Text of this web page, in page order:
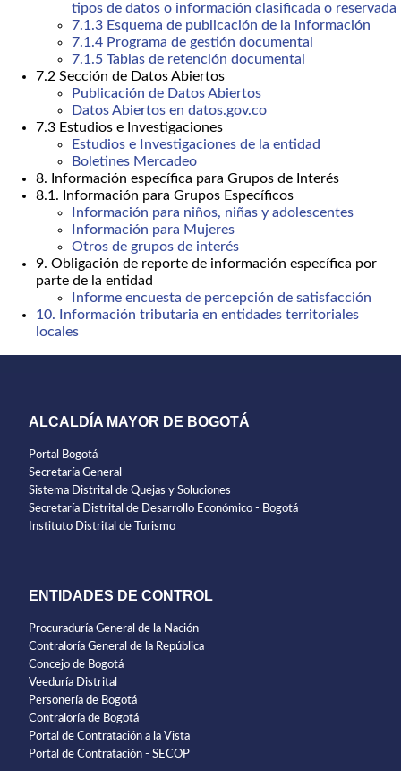
tipos de datos o información clasificada o reservada
7.1.3 Esquema de publicación de la información
7.1.4 Programa de gestión documental
7.1.5 Tablas de retención documental
7.2 Sección de Datos Abiertos
Publicación de Datos Abiertos
Datos Abiertos en datos.gov.co
7.3 Estudios e Investigaciones
Estudios e Investigaciones de la entidad
Boletines Mercadeo
8. Información específica para Grupos de Interés
8.1. Información para Grupos Específicos
Información para niños, niñas y adolescentes
Información para Mujeres
Otros de grupos de interés
9. Obligación de reporte de información específica por
parte de la entidad
Informe encuesta de percepción de satisfacción
10. Información tributaria en entidades territoriales
locales
ALCALDÍA MAYOR DE BOGOTÁ
Portal Bogotá
Secretaría General
Sistema Distrital de Quejas y Soluciones
Secretaría Distrital de Desarrollo Económico - Bogotá
Instituto Distrital de Turismo
ENTIDADES DE CONTROL
Procuraduría General de la Nación
Contraloría General de la República
Concejo de Bogotá
Veeduría Distrital
Personería de Bogotá
Contraloría de Bogotá
Portal de Contratación a la Vista
Portal de Contratación - SECOP